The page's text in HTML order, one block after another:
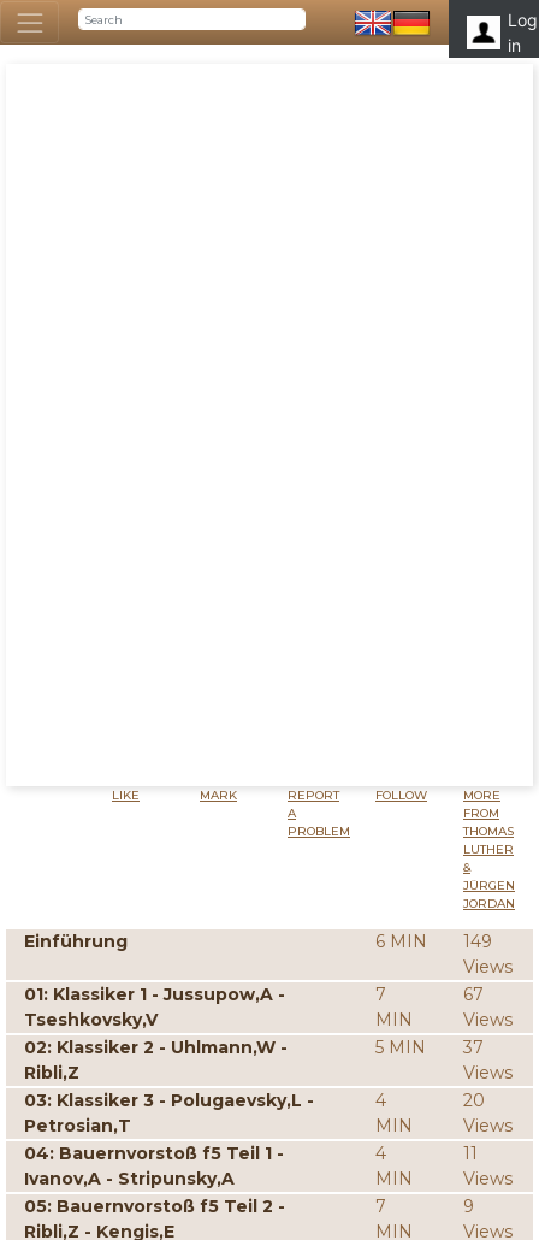
Log
in
LIKE MARK
REPORT
A
PROBLEM
FOLLOW
MORE
FROM
THOMAS
LUTHER
&
JÜRGEN
JORDAN
Einführung 6 MIN
149
Views
01: Klassiker 1 - Jussupow,A -
Tseshkovsky,V
7
MIN
67
Views
02: Klassiker 2 - Uhlmann,W -
Ribli,Z
5 MIN
37
Views
03: Klassiker 3 - Polugaevsky,L -
Petrosian,T
4
MIN
20
Views
04: Bauernvorstoß f5 Teil 1 -
Ivanov,A - Stripunsky,A
4
MIN
11
Views
05: Bauernvorstoß f5 Teil 2 -
Ribli,Z - Kengis,E
7
MIN
9
Views